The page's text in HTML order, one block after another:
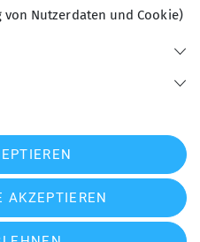
des Deutschen Alpenvereins e.V.
Datenschutz-Einstellungen
Nutzerdaten und Cookie)
AKZEPTIEREN